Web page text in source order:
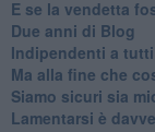
​E se la vendetta
​Due anni di Blog
​Indipendenti a
​Ma alla fine che
​Siamo sicuri sia
​Lamentarsi è